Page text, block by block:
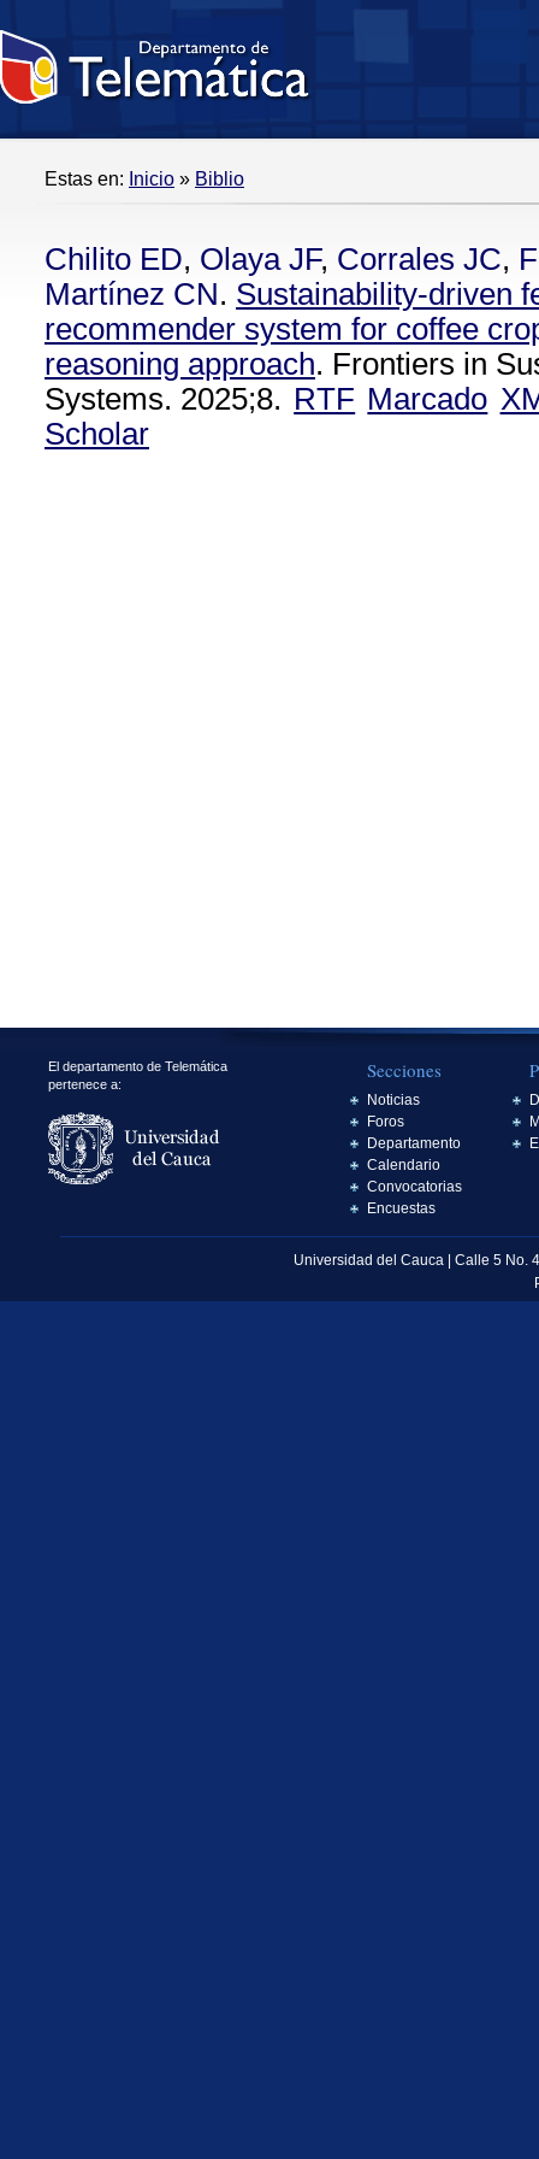
Estas en: Inicio » Biblio
Chilito ED, Olaya JF, Corrales JC,
Martínez CN. Sustainability-driven
recommender system for coffee
reasoning approach. Frontiers in
Systems. 2025;8. RTF Marcado
Scholar
El departamento de Telemática
pertenece a:
Secciones
Noticias
Foros
Departamento
Calendario
Convocatorias
Encuestas
Universidad del Cauca | Calle 5 No.